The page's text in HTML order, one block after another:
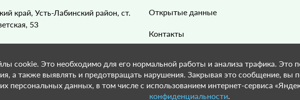
край, Усть-Лабинский район, ст.
53
Открытые данные
Контакты
cookie. Это необходимо для его нормальной работы и анализа трафика. Это
а также выявлять и предотвращать нарушения. Закрывая это сообщение, вы
персональных данных, в том числе с использованием интернет-сервиса
конфиденциальности.